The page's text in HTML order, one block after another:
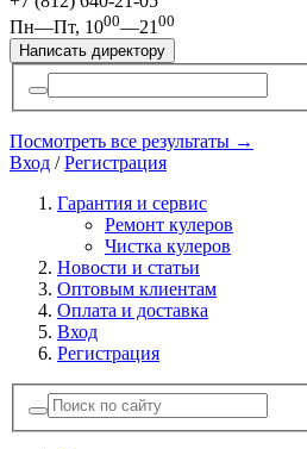
Пн—Пт, 1000—21 00
Написать директору
Посмотреть все результаты →
Вход /Регистрация
Гарантия и сервис
Ремонт кулеров
Чистка кулеров
Новости и статьи
Оптовым клиентам
Оплата и доставка
Вход
Регистрация